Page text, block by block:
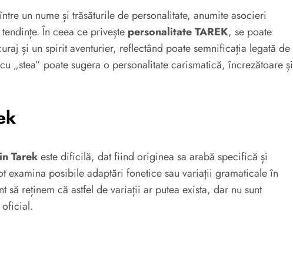
un nume și trăsăturile de personalitate, anumite asocieri
În ceea ce privește personalitate TAREK, se poate
și un spirit aventurier, reflectând poate semnificația legată de
„stea” poate sugera o personalitate carismatică, încrezătoare și
Tarekeste dificilă, dat fiind originea sa arabă specifică și
examina posibile adaptări fonetice sau variații gramaticale în
să reținem că astfel de variații ar putea exista, dar nu sunt
oficial.